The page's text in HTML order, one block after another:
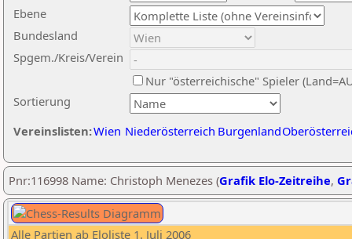
Ebene
Sortierung
Bundesland
Spgem./Kreis/Verein
Nur "österreichische" Spieler
Vereinslisten:Wien Niederösterreich Burgenland
Pnr:116998 Name: Christoph Menezes (Grafik Elo-Zeitreihe,
Alle Partien ab Eloliste 1. Juli 2006